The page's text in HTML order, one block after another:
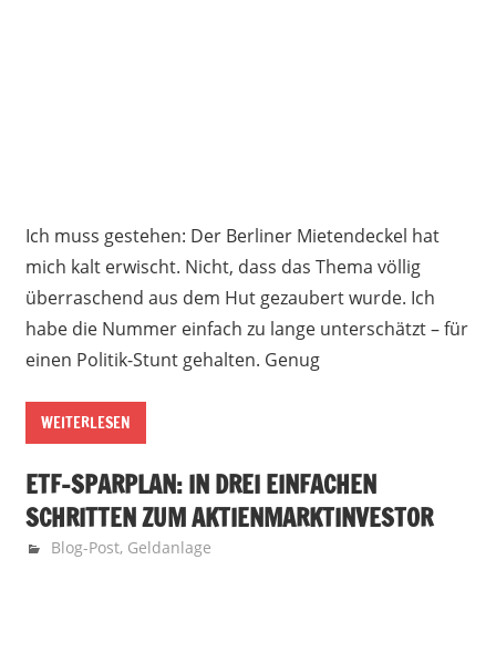
Ich muss gestehen: Der Berliner Mietendeckel hat
mich kalt erwischt. Nicht, dass das Thema völlig
überraschend aus dem Hut gezaubert wurde. Ich
habe die Nummer einfach zu lange unterschätzt – für
einen Politik-Stunt gehalten. Genug
WEITERLESEN
ETF-SPARPLAN: IN DREI EINFACHEN
SCHRITTEN ZUM AKTIENMARKTINVESTOR
22. Mai 2018
Finanzglück
Blog-Post, Geldanlage